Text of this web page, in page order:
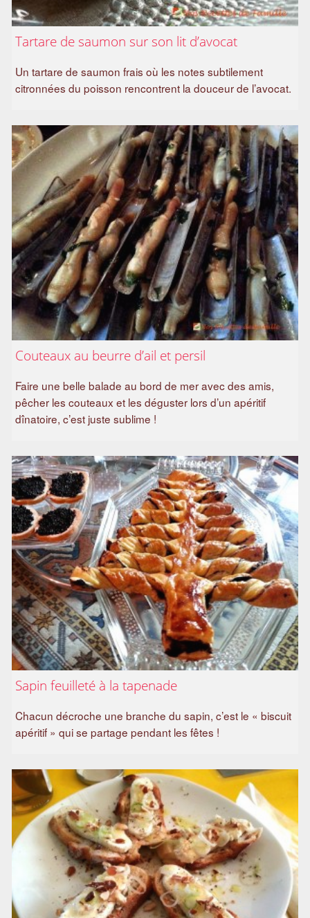
Tartare de saumon sur son lit d’avocat
Un tartare de saumon frais où les notes subtilement
citronnées du poisson rencontrent la douceur de l’avocat.
Couteaux au beurre d’ail et persil
Faire une belle balade au bord de mer avec des amis,
pêcher les couteaux et les déguster lors d’un apéritif
dînatoire, c’est juste sublime !
Sapin feuilleté à la tapenade
Chacun décroche une branche du sapin, c’est le « biscuit
apéritif » qui se partage pendant les fêtes !